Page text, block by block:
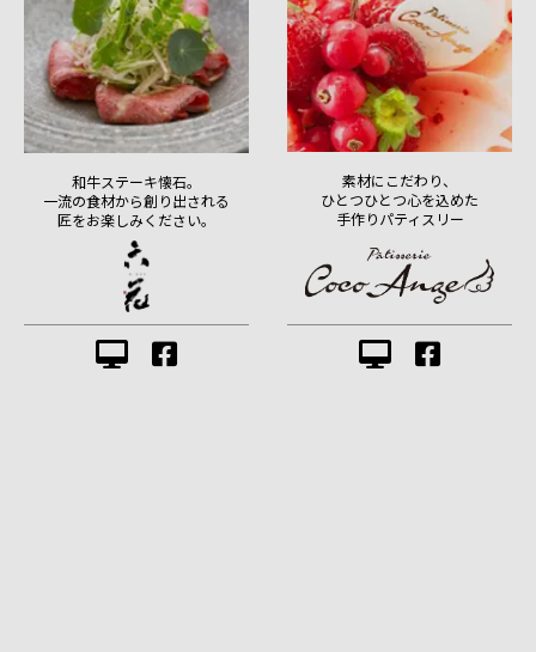
和牛ステーキ懐石。
一流の食材から創り出される
匠をお楽しみください。
素材にこだわり、
ひとつひとつ心を込めた
手作りパティスリー